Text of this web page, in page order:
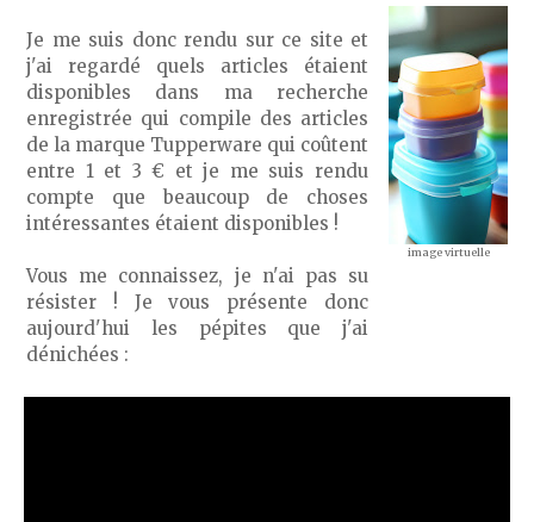
Je me suis donc rendu sur ce site et
j'ai regardé quels articles étaient
disponibles dans ma recherche
enregistrée qui compile des articles
de la marque Tupperware qui coûtent
entre 1 et 3 € et je me suis rendu
compte que beaucoup de choses
intéressantes étaient disponibles !
Vous me connaissez, je n'ai pas su
résister ! Je vous présente donc
aujourd'hui les pépites que j'ai
dénichées :
image virtuelle